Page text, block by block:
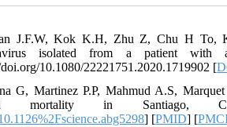
J.F.W, Kok K.H, Zhu Z, Chu H To,
isolated from a patient with
10.1080/22221751.2020.1719902 [
G, Martinez P.P, Mahmud A.S,
mortality in Santiago, Chile.
] [PMID] [